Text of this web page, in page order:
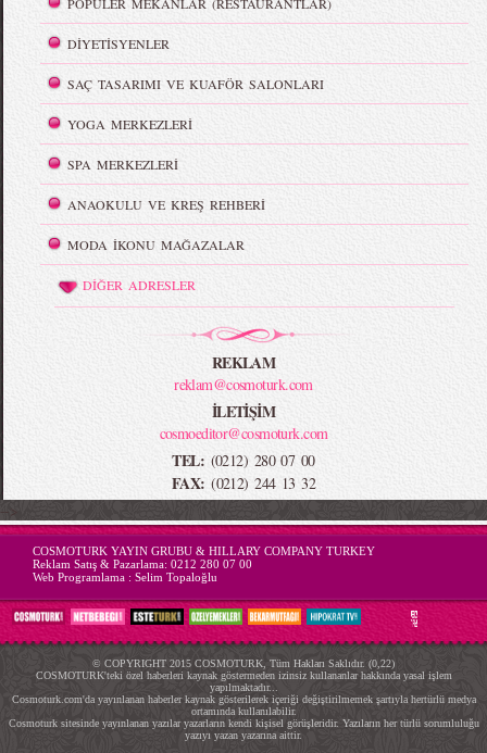
POPÜLER MEKANLAR (RESTAURANTLAR)
DİYETİSYENLER
SAÇ TASARIMI VE KUAFÖR SALONLARI
YOGA MERKEZLERİ
SPA MERKEZLERİ
ANAOKULU VE KREŞ REHBERİ
MODA İKONU MAĞAZALAR
DİĞER ADRESLER
REKLAM
reklam@cosmoturk.com
İLETİŞİM
cosmoeditor@cosmoturk.com
TEL: (0212) 280 07 00
FAX: (0212) 244 13 32
-->
COSMOTURK YAYIN GRUBU & HILLARY COMPANY TURKEY
Reklam Satış & Pazarlama: 0212 280 07 00
Web Programlama : Selim Topaloğlu
© COPYRIGHT 2015 COSMOTURK, Tüm Hakları Saklıdır. (0,22)
COSMOTURK'teki özel haberleri kaynak göstermeden izinsiz kullananlar hakkında yasal işlem
yapılmaktadır...
Cosmoturk.com'da yayınlanan haberler kaynak gösterilerek içeriği değiştirilmemek şartıyla hertürlü medya
ortamında kullanılabilir.
Cosmoturk sitesinde yayınlanan yazılar yazarların kendi kişisel görüşleridir. Yazıların her türlü sorumluluğu
yazıyı yazan yazarına aittir.